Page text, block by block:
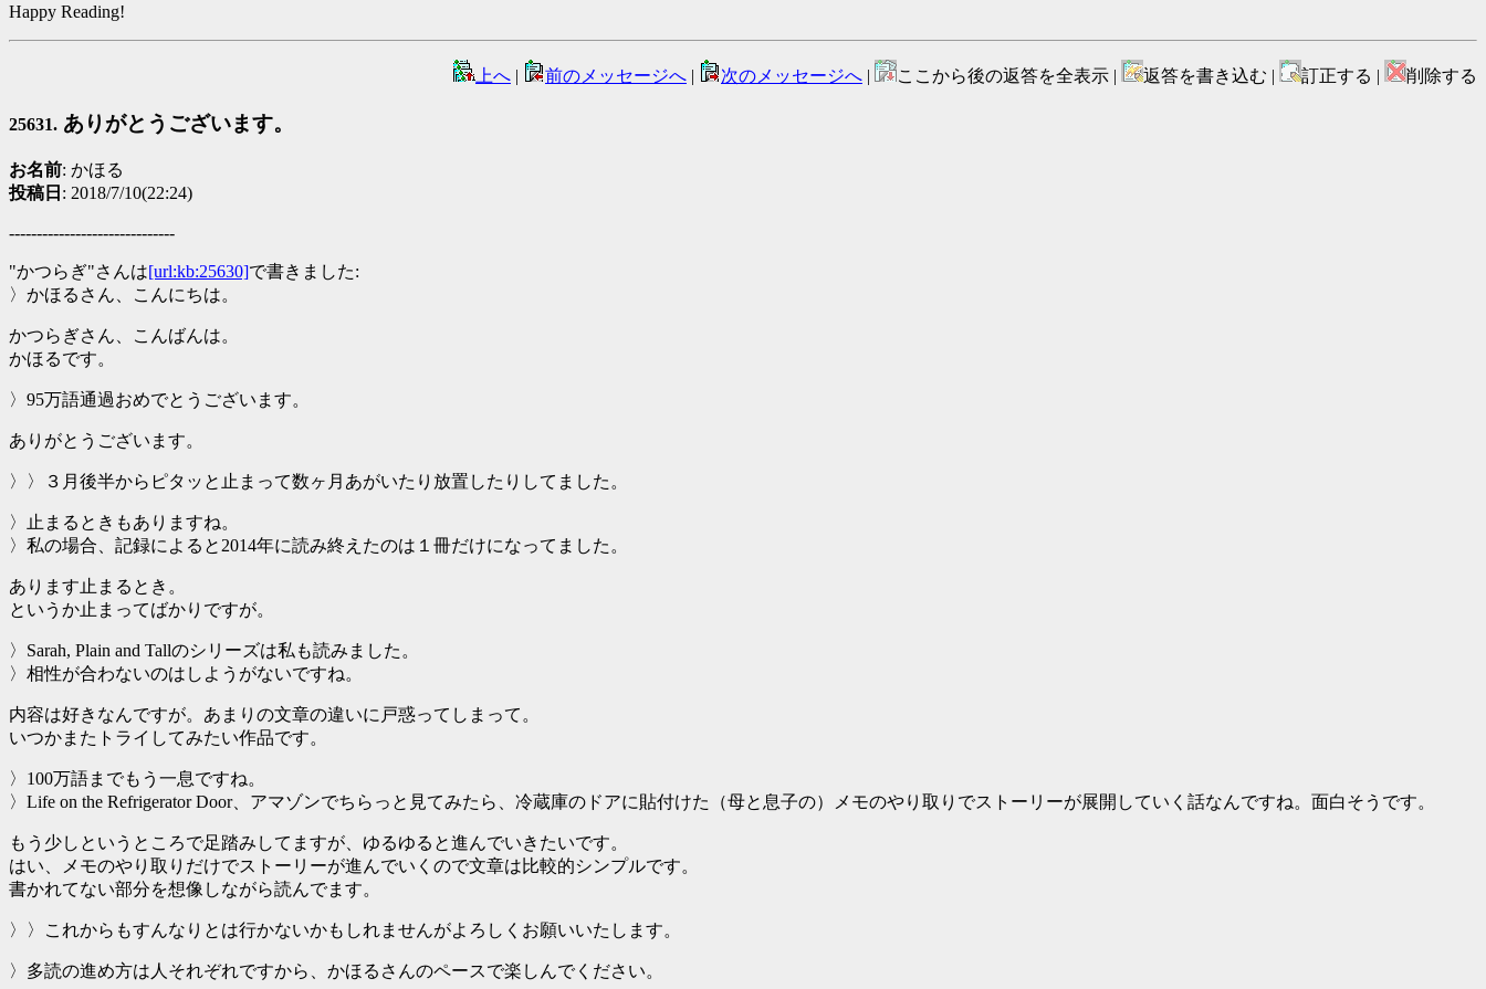
Happy Reading!
上へ | 前のメッセージへ | 次のメッセージへ | ここから後の返答を全表示 | 返答を書き込む | 訂正する | 削除する
25631. ありがとうございます。
お名前: かほる
投稿日 : 2018/7/10(22:24)
------------------------------
"かつらぎ"さんは[url:kb:25630]で書きました:
〉かほるさん、こんにちは。
かつらぎさん、こんばんは。
かほるです。
〉95万語通過おめでとうございます。
ありがとうございます。
〉〉３月後半からピタッと止まって数ヶ月あがいたり放置したりしてました。
〉止まるときもありますね。
〉私の場合、記録によると2014年に読み終えたのは１冊だけになってました。
あります止まるとき。
というか止まってばかりですが。
〉Sarah, Plain and Tallのシリーズは私も読みました。
〉相性が合わないのはしようがないですね。
内容は好きなんですが。あまりの文章の違いに戸惑ってしまって。
いつかまたトライしてみたい作品です。
〉100万語までもう一息ですね。
〉Life on the Refrigerator Door、アマゾンでちらっと見てみたら、冷蔵庫のドアに貼付けた（母と息子の）メモのやり取りでストーリーが展開していく話なんですね。面白そうです。
もう少しというところで足踏みしてますが、ゆるゆると進んでいきたいです。
はい、メモのやり取りだけでストーリーが進んでいくので文章は比較的シンプルです。
書かれてない部分を想像しながら読んでます。
〉〉これからもすんなりとは行かないかもしれませんがよろしくお願いいたします。
〉多読の進め方は人それぞれですから、かほるさんのペースで楽しんでください。